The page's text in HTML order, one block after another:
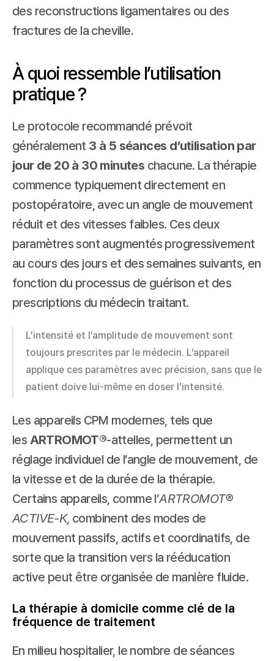
des reconstructions ligamentaires ou des
fractures de la cheville.
À quoi ressemble l’utilisation
pratique ?
Le protocole recommandé prévoit
généralement 3 à 5 séances d’utilisation par
jour de 20 à 30 minutes chacune. La thérapie
commence typiquement directement en
postopératoire, avec un angle de mouvement
réduit et des vitesses faibles. Ces deux
paramètres sont augmentés progressivement
au cours des jours et des semaines suivants, en
fonction du processus de guérison et des
prescriptions du médecin traitant.
L’intensité et l’amplitude de mouvement sont
toujours prescrites par le médecin. L’appareil
applique ces paramètres avec précision, sans que le
patient doive lui-même en doser l’intensité.
Les appareils CPM modernes, tels que
les ARTROMOT®-attelles, permettent un
réglage individuel de l’angle de mouvement, de
la vitesse et de la durée de la thérapie.
Certains appareils, comme l’ARTROMOT®
ACTIVE-K, combinent des modes de
mouvement passifs, actifs et coordinatifs, de
sorte que la transition vers la rééducation
active peut être organisée de manière fluide.
La thérapie à domicile comme clé de la
fréquence de traitement
En milieu hospitalier, le nombre de séances